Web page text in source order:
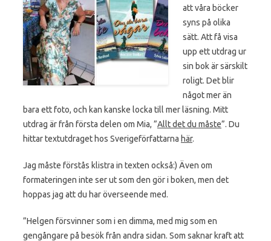
att våra böcker
syns på olika
sätt. Att få visa
upp ett utdrag ur
sin bok är särskilt
roligt. Det blir
något mer än
bara ett foto, och kan kanske locka till mer läsning. Mitt
utdrag är från första delen om Mia, ”Allt det du måste”. Du
hittar textutdraget hos Sverigeförfattarna här.
Jag måste förstås klistra in texten också:) Även om
formateringen inte ser ut som den gör i boken, men det
hoppas jag att du har överseende med.
”Helgen försvinner som i en dimma, med mig som en
gengångare på besök från andra sidan. Som saknar kraft att